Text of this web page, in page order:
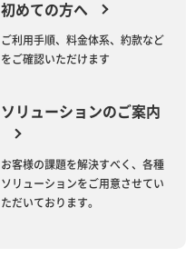
初めての方へ
ご利用手順、料金体系、約款など
をご確認いただけます
ソリューションのご案内
お客様の課題を解決すべく、各種
ソリューションをご用意させてい
ただいております。